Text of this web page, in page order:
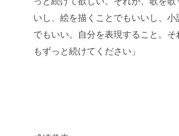
いし、絵を描くことでもいいし、小
でもいい。自分を表現すること。そ
もずっと続けてください」